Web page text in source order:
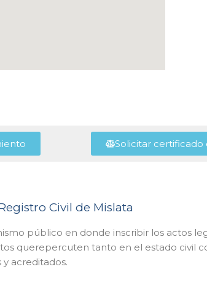
Solicitar
Civil de Mislata
público en donde inscribir los actos
querepercuten tanto en el estado civil
acreditados.